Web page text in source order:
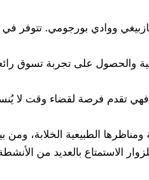
ووادي بورجومي. تتوفر
والحصول على تجربة تسوق
فهي تقدم فرصة لقضاء وقت لا
الطبيعية الخلابة، ومن
الاستمتاع بالعديد من الأنشطة